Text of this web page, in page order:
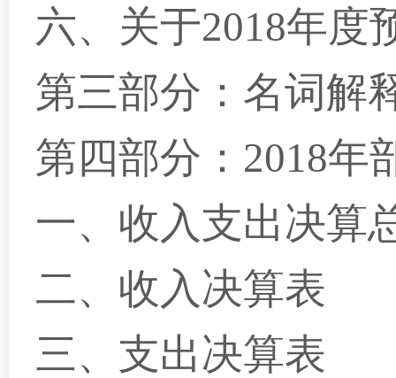
六、 关于2018年度
第三部分：名词解
第四部分：2018年
一、 收入支出决算
二、 收入决算表
三、 支出决算表